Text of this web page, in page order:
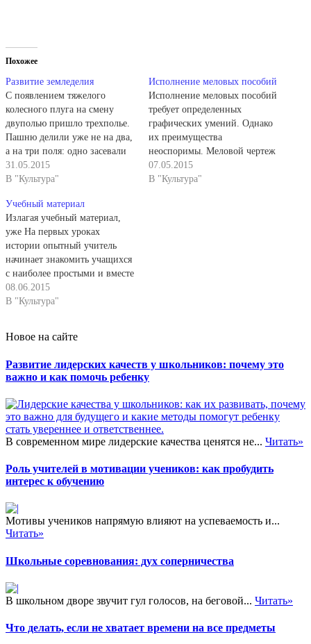
Похожее
Развитие земледелия
С появлением тяжелого
колесного плуга на смену
двуполью пришло трехполье.
Пашню делили уже не на два,
а на три поля: одно засевали
осенью озимыми хлебами,
другое весной яровыми,
под паром. При трехполье
урожаи заметно
увеличились». Описание
помогает ученикам понять
причины развития земледелия
в изучаемое время, роль…
31.05.2015
В "Культура"
Исполнение меловых пособий
Исполнение меловых пособий
требует определенных
графических умений. Однако
их преимущества
неоспоримы. Меловой чертеж
появляется на доске по мере
устного повествования, в
07.05.2015
В "Культура"
Учебный материал
Излагая учебный материал,
уже На первых уроках
истории опытный учитель
начинает знакомить учащихся
с наиболее простыми и вместе
с тем необходимыми
приемами учебной работы.
назначении, о правилах
определенного исторического
материала. В более старших
классах в дополнение к этому
учитель знакомит…
08.06.2015
В "Культура"
Новое на сайте
Развитие лидерских качеств у школьников: почему это
важно и как помочь ребенку
В современном мире лидерские качества ценятся не... Читать»
Роль учителей в мотивации учеников: как пробудить
интерес к обучению
Мотивы учеников напрямую влияют на успеваемость и...
Читать»
Школьные соревнования: дух соперничества
В школьном дворе звучит гул голосов, на беговой... Читать»
Что делать, если не хватает времени на все предметы